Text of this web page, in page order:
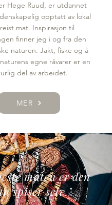
Hege Ruud, er utdannet
opptatt av lokal
mat. Inspirasjon til
finner jeg i og fra den
naturen. Jakt, fiske og å
egne råvarer er en
del av arbeidet.
MER
maten er den
spiser selv."